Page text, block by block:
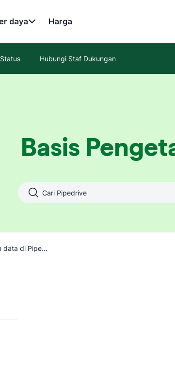
daya Harga
Status Hubungi Staf Dukungan
Basis
data di Pipe...